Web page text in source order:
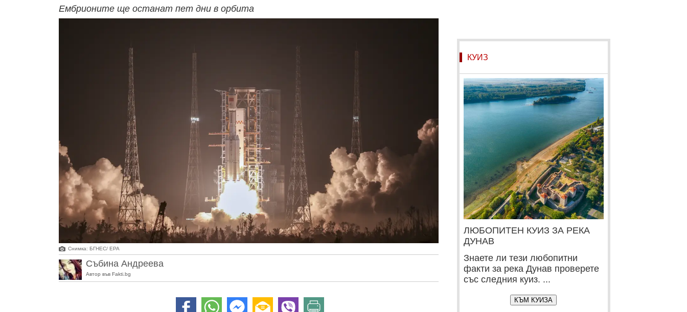
Ембрионите ще останат пет дни в орбита
Снимка: БГНЕС/ EPA
Събина Андреева
Автор във Fakti.bg
КУИЗ
ЛЮБОПИТЕН КУИЗ ЗА РЕКА
ДУНАВ
Знаете ли тези любопитни
факти за река Дунав проверете
със следния куиз. ...
КЪМ КУИЗА